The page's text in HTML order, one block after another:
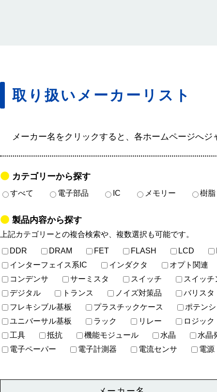
取り扱いメーカーリスト
メーカー名をクリックすると、各ホームページへジ
カテゴリーから探す
すべて 電子部品 IC メモリー 樹脂
製品内容から探す
上記カテゴリーとの複合検索や、複数選択も可能です。
DDR
DRAM FET FLASH LCD
インターフェイス系IC
インダクタ
オプト関連
コンデンサ
サーミスタ スイッチ
スイッチ
デジタル
トランス ノイズ対策品
バリスタ
フレキシブル基板
プラスチックケース
ポテン
ユニバーサル基板
ラック リレー
ロジック
工具
抵抗 機能モジュール 水晶
水晶
電子ペーパー
電子計測器 電流センサ 電源